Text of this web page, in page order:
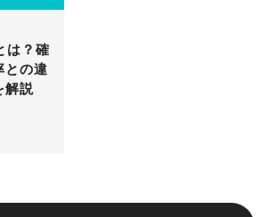
は？確
との違
解説